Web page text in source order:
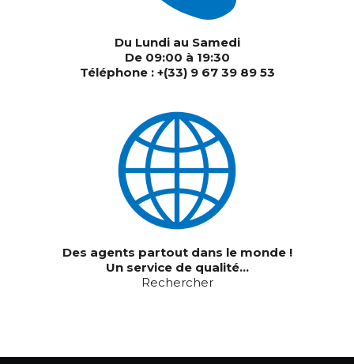
Du Lundi au Samedi
De 09:00 à 19:30
Téléphone : +(33) 9 67 39 89 53
Des agents partout dans le monde !
Un service de qualité...
Rechercher